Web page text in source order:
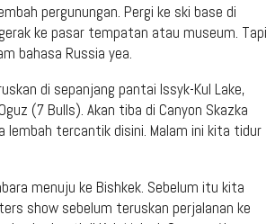
pergunungan. Pergi ke ski base di
ke pasar tempatan atau museum. Tapi
bahasa Russia yea.
di sepanjang pantai Issyk-Kul Lake,
(7 Bulls). Akan tiba di Canyon Skazka
lembah tercantik disini. Malam ini kita tidur
menuju ke Bishkek. Sebelum itu kita
show sebelum teruskan perjalanan ke